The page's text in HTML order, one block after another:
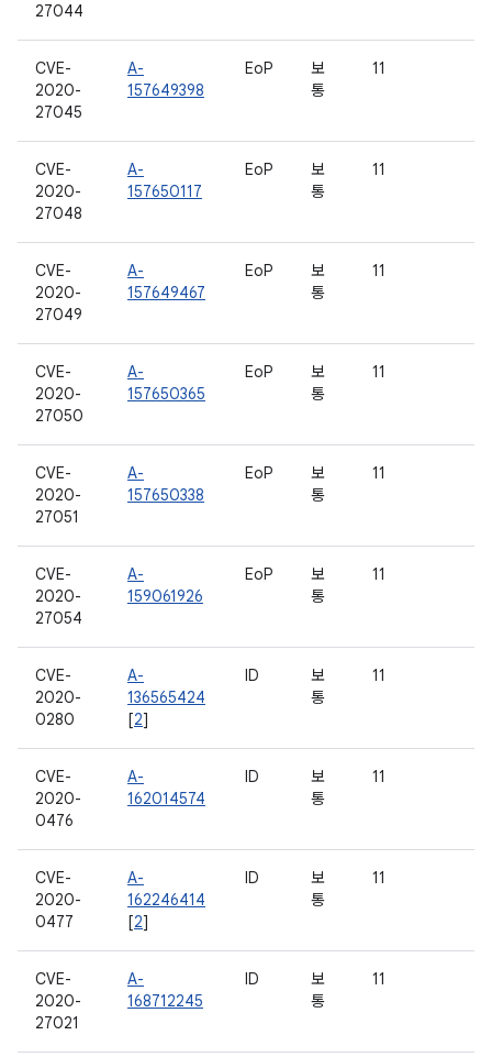
27044
CVE-
2020-
27045
A-
157649398
EoP
보
통
11
CVE-
2020-
27048
A-
157650117
EoP
보
통
11
CVE-
2020-
27049
A-
157649467
EoP
보
통
11
CVE-
2020-
27050
A-
157650365
EoP
보
통
11
CVE-
2020-
27051
A-
157650338
EoP
보
통
11
CVE-
2020-
27054
A-
159061926
EoP
보
통
11
CVE-
2020-
0280
A-
136565424
[2]
ID
보
통
11
CVE-
2020-
0476
A-
162014574
ID
보
통
11
CVE-
2020-
0477
A-
162246414
[2]
ID
보
통
11
CVE-
2020-
27021
A-
168712245
ID
보
통
11